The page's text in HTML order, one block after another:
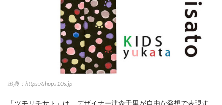
出典：https://shop.r10s.jp
「ツモリチサト」は、デザイナー津森千里が自由な発想で表現す